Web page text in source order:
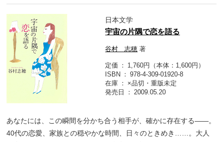
日本文学
宇宙の片隅で恋を語る
谷村 志穂 著
定価
1,760円（本体：1,600円）
ISBN
978-4-309-01920-8
在庫
×品切・重版未定
発売日
2009.05.20
あなたには、この瞬間を分かち合う相手が、確かに存在する――。
40代の恋愛、家族との穏やかな時間、日々のときめき……。大人